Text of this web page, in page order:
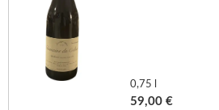
0,75 l
59,00 €